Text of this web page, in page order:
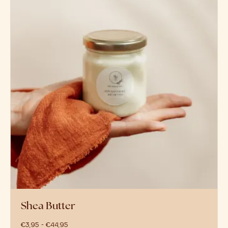
Shea Butter
€3,95 - €44,95